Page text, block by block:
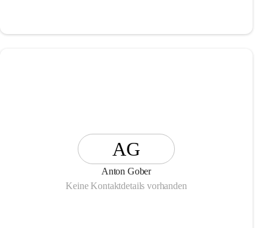
AG
Anton Gober
Keine Kontaktdetails vorhanden